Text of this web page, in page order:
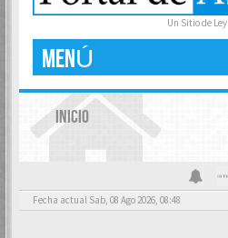
Un Sitio de Ley
MENÚ
INICIO
Fecha actual Sab, 08 Ago 2026, 08:48